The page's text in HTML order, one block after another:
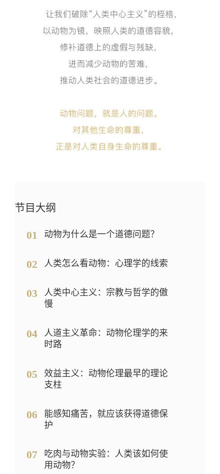
节目大纲
01 动物为什么是一个道德问题？
02 人类怎么看动物：心理学的线索
03
人类中心主义：宗教与哲学的傲
慢
04
人道主义革命：动物伦理学的来
时路
05
效益主义：动物伦理最早的理论
支柱
06
能感知痛苦，就应该获得道德保
护
07
吃肉与动物实验：人类该如何使
用动物？